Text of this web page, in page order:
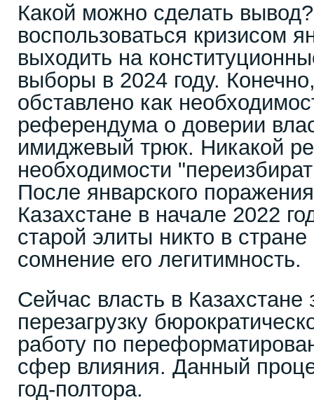
Какой можно сделать
воспользоваться кризисом
выходить на
выборы в 2024 году.
обставлено как
референдума о доверии
имиджевый трюк. Никакой
необходимости
После январского
Казахстане в начале 2022
старой элиты никто в
сомнение его легитимность.
Сейчас власть в
перезагрузку
работу по
сфер влияния. Данный
год-полтора.